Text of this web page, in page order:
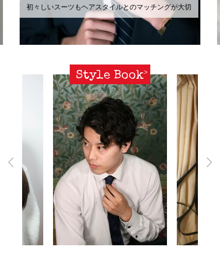
初々しいスーツもヘアスタイルとのマッチングが大切
Style Book